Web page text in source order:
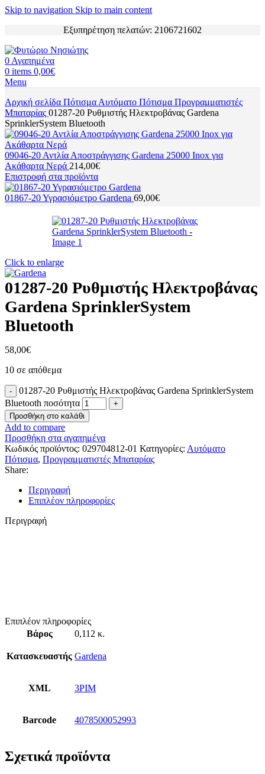
Skip to navigation Skip to main content
Εξυπηρέτηση πελατών: 2106721602
0 Αγαπημένα
0 items 0,00€
Menu
Αρχική σελίδα Πότισμα Αυτόματο Πότισμα Προγραμματιστές
Μπαταρίας 01287-20 Ρυθμιστής Ηλεκτροβάνας Gardena
SprinklerSystem Bluetooth
09046-20 Αντλία Αποστράγγισης Gardena 25000 Inox για
Ακάθαρτα Νερά 214,00€
Επιστροφή στα προϊόντα
01867-20 Υγρασιόμετρο Gardena 69,00€
Click to enlarge
01287-20 Ρυθμιστής Ηλεκτροβάνας
Gardena SprinklerSystem
Bluetooth
58,00€
10 σε απόθεμα
01287-20 Ρυθμιστής Ηλεκτροβάνας Gardena SprinklerSystem
Bluetooth ποσότητα
Προσθήκη στο καλάθι
Add to compare
Προσθήκη στα αγαπημένα
Κωδικός προϊόντος: 029704812-01 Κατηγορίες: Αυτόματο
Πότισμα, Προγραμματιστές Μπαταρίας
Share:
Περιγραφή
Επιπλέον πληροφορίες
Περιγραφή
Επιπλέον πληροφορίες
Βάρος
0,112 κ.
Κατασκευαστής Gardena
XML 3PIM
Barcode 4078500052993
Σχετικά προϊόντα